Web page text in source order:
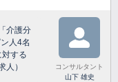
介護分
人4名
する
人）
コンサルタント
山下 雄史